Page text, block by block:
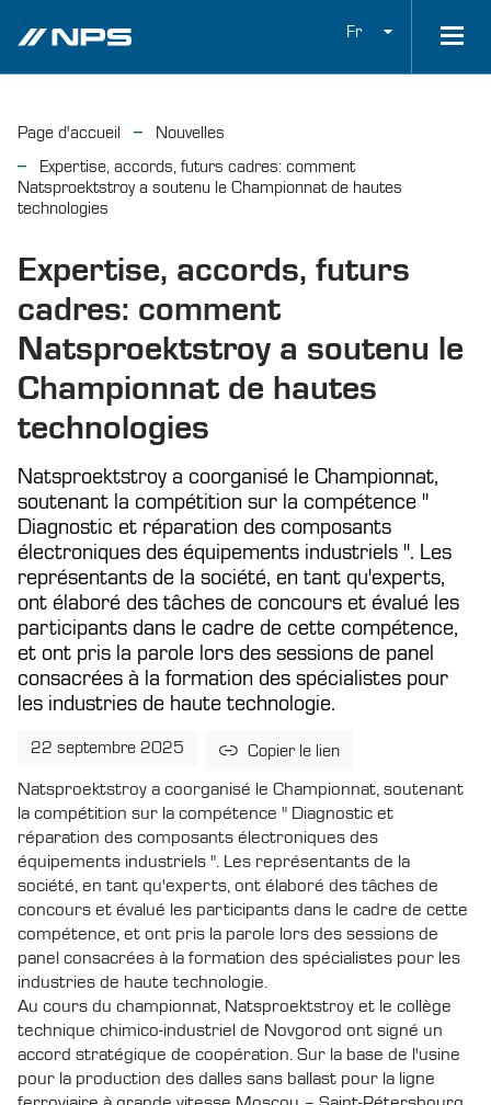
Fr
Page d'accueil
Nouvelles
Expertise, accords, futurs cadres: comment
Natsproektstroy a soutenu le Championnat de hautes
technologies
Expertise, accords, futurs
cadres: comment
Natsproektstroy a soutenu le
Championnat de hautes
technologies
Natsproektstroy a coorganisé le Championnat,
soutenant la compétition sur la compétence "
Diagnostic et réparation des composants
électroniques des équipements industriels ". Les
représentants de la société, en tant qu'experts,
ont élaboré des tâches de concours et évalué les
participants dans le cadre de cette compétence,
et ont pris la parole lors des sessions de panel
consacrées à la formation des spécialistes pour
les industries de haute technologie.
22 septembre 2025 Copier le lien
Natsproektstroy a coorganisé le Championnat, soutenant
la compétition sur la compétence " Diagnostic et
réparation des composants électroniques des
équipements industriels ". Les représentants de la
société, en tant qu'experts, ont élaboré des tâches de
concours et évalué les participants dans le cadre de cette
compétence, et ont pris la parole lors des sessions de
panel consacrées à la formation des spécialistes pour les
industries de haute technologie.
Au cours du championnat, Natsproektstroy et le collège
technique chimico-industriel de Novgorod ont signé un
accord stratégique de coopération. Sur la base de l'usine
pour la production des dalles sans ballast pour la ligne